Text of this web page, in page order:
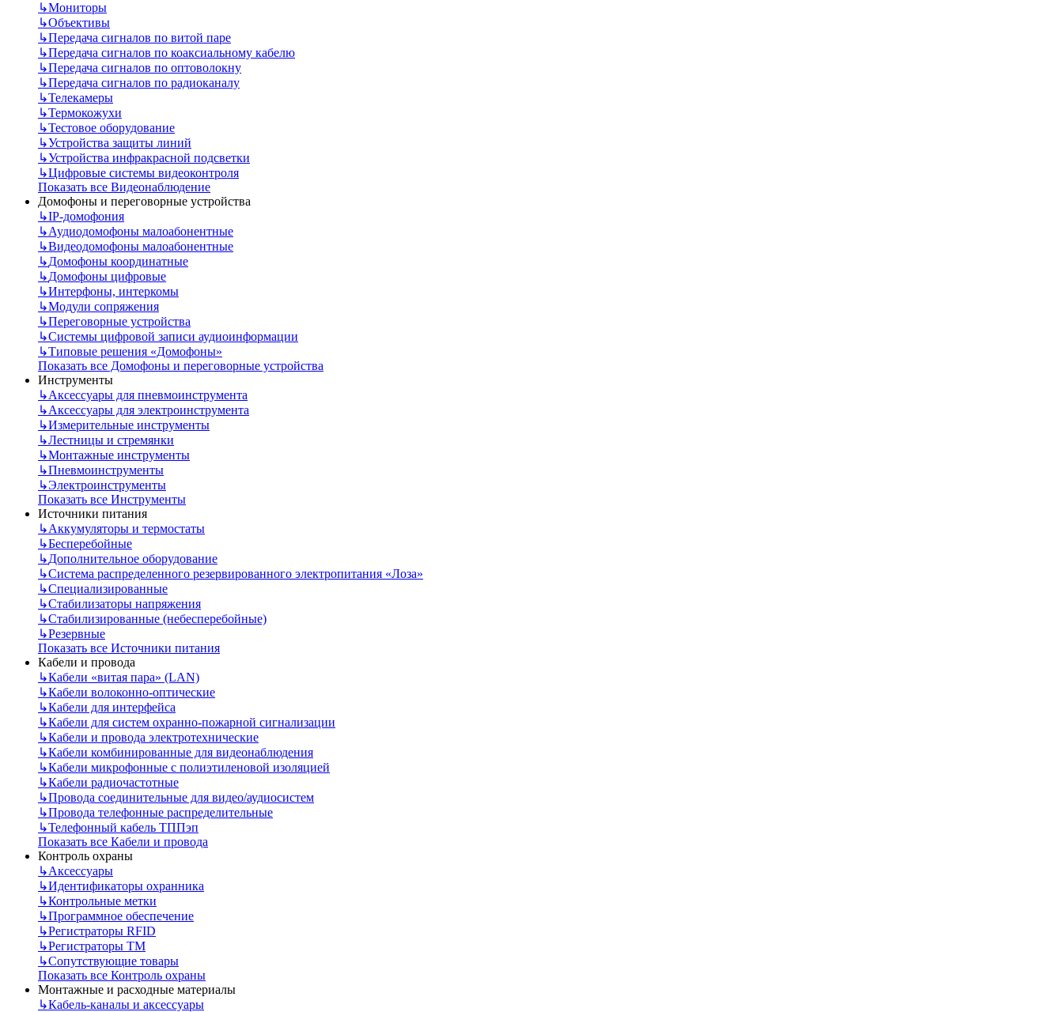
↳Мониторы
↳Объективы
↳Передача сигналов по витой паре
↳Передача сигналов по коаксиальному кабелю
↳Передача сигналов по оптоволокну
↳Передача сигналов по радиоканалу
↳Телекамеры
↳Термокожухи
↳Тестовое оборудование
↳Устройства защиты линий
↳Устройства инфракрасной подсветки
↳Цифровые системы видеоконтроля
Показать все Видеонаблюдение
Домофоны и переговорные устройства
↳IP-домофония
↳Аудиодомофоны малоабонентные
↳Видеодомофоны малоабонентные
↳Домофоны координатные
↳Домофоны цифровые
↳Интерфоны, интеркомы
↳Модули сопряжения
↳Переговорные устройства
↳Системы цифровой записи аудиоинформации
↳Типовые решения «Домофоны»
Показать все Домофоны и переговорные устройства
Инструменты
↳Аксессуары для пневмоинструмента
↳Аксессуары для электроинструмента
↳Измерительные инструменты
↳Лестницы и стремянки
↳Монтажные инструменты
↳Пневмоинструменты
↳Электроинструменты
Показать все Инструменты
Источники питания
↳Аккумуляторы и термостаты
↳Бесперебойные
↳Дополнительное оборудование
↳Система распределенного резервированного электропитания «Лоза»
↳Специализированные
↳Стабилизаторы напряжения
↳Стабилизированные (небесперебойные)
↳Резервные
Показать все Источники питания
Кабели и провода
↳Кабели «витая пара» (LAN)
↳Кабели волоконно-оптические
↳Кабели для интерфейса
↳Кабели для систем охранно-пожарной сигнализации
↳Кабели и провода электротехнические
↳Кабели комбинированные для видеонаблюдения
↳Кабели микрофонные с полиэтиленовой изоляцией
↳Кабели радиочастотные
↳Провода соединительные для видео/аудиосистем
↳Провода телефонные распределительные
↳Телефонный кабель ТППэп
Показать все Кабели и провода
Контроль охраны
↳Аксессуары
↳Идентификаторы охранника
↳Контрольные метки
↳Программное обеспечение
↳Регистраторы RFID
↳Регистраторы ТМ
↳Сопутствующие товары
Показать все Контроль охраны
Монтажные и расходные материалы
↳Кабель-каналы и аксессуары